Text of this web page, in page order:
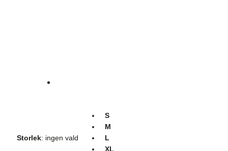
Storlek: ingen vald
S
M
L
XL